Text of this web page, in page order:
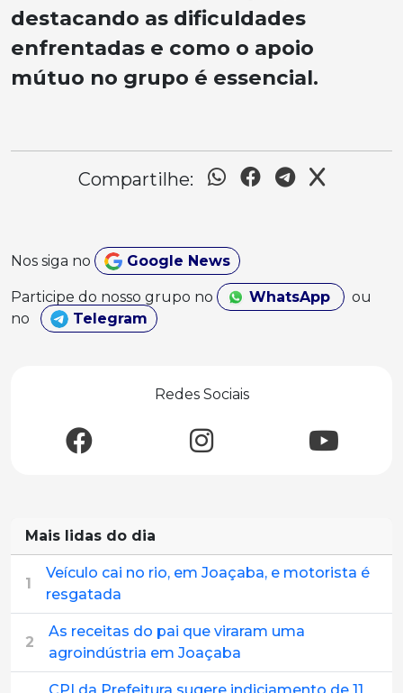
destacando as dificuldades
enfrentadas e como o apoio
mútuo no grupo é essencial.
Compartilhe:
Nos siga no Google News
Participe do nosso grupo no WhatsApp
ou
no
Telegram
Redes Sociais
Mais lidas do dia
1
Veículo cai no rio, em Joaçaba, e motorista é
resgatada
2
As receitas do pai que viraram uma
agroindústria em Joaçaba